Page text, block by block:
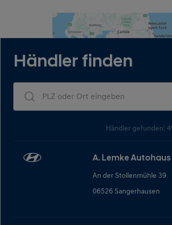
Händler finden
Dealers Search
Händler gefunden:
A. Lemke
An der Stollenmühle 39
06526 Sangerhausen